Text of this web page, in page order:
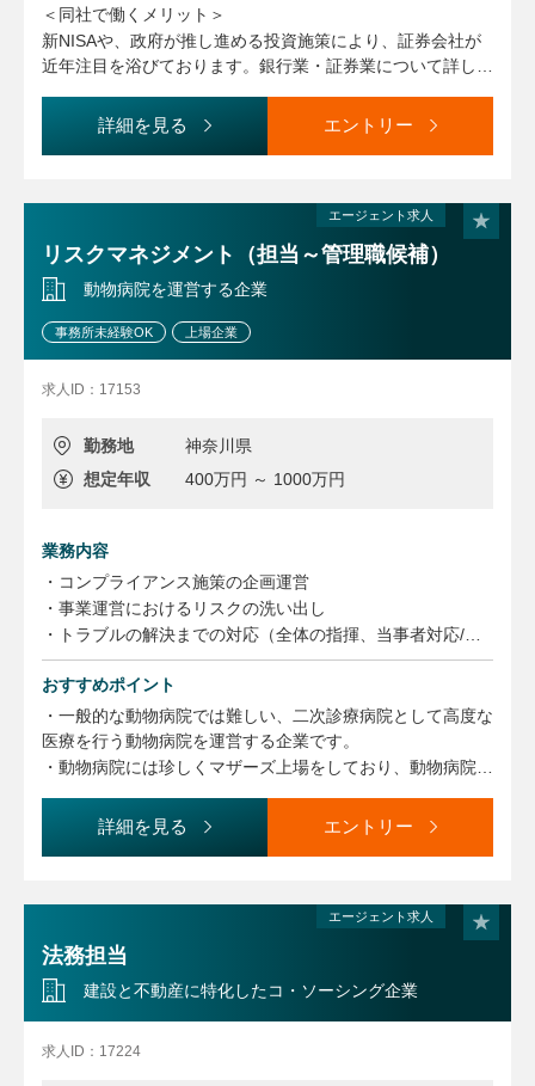
・リーガル・コンプライアンスに関する社内各部からの相談
対応業務（運用部門、商品企画部門など）
・事務過誤発生時における各部への是正対応の助言指導、監
・法令諸規則改正に対する各部での管理態勢構築のための支
＜同社で働くメリット＞
新NISAや、政府が推し進める投資施策により、証券会社が
近年注目を浴びております。銀行業・証券業について詳しい
トという業務についてはまだブルーオーシャンとなっており
＜働き方について＞
同社法務コンプライアンス部は、全社で残業が少ない部署で
す。最大の効率を最小の時間で実施しようというモットーが
部内にはあり、フレックスや、在宅制度を織り交ぜながら勤
務をしております。
詳細を見る エントリー
エージェント求人
リスクマネジメント（担当～管理職候補）
動物病院を運営する企業
事務所未経験OK 上場企業
求人ID：17153
勤務地
神奈川県
想定年収
400万円 ～ 1000万円
業務内容
・コンプライアンス施策の企画運営
・事業運営におけるリスクの洗い出し
・トラブルの解決までの対応（全体の指揮、当事者対応/対
面、電話、メール）、再発防止策の立案実行
・リスクマネジメントに関する社内啓蒙活動の立案実行
上記法務業務の他、ご経験に応じ下記業務をお願いいたしま
す。
・契約書の審査、作成（和文中心となります）
・顧問弁護士との対応
おすすめポイント
・一般的な動物病院では難しい、二次診療病院として高度な
医療を行う動物病院を運営する企業です。
・動物病院には珍しくマザーズ上場をしており、動物病院運
・管理部門の体制強化のためリスクマネジメント部門の募集
詳細を見る エントリー
エージェント求人
法務担当
建設と不動産に特化したコ・ソーシング企業
求人ID：17224